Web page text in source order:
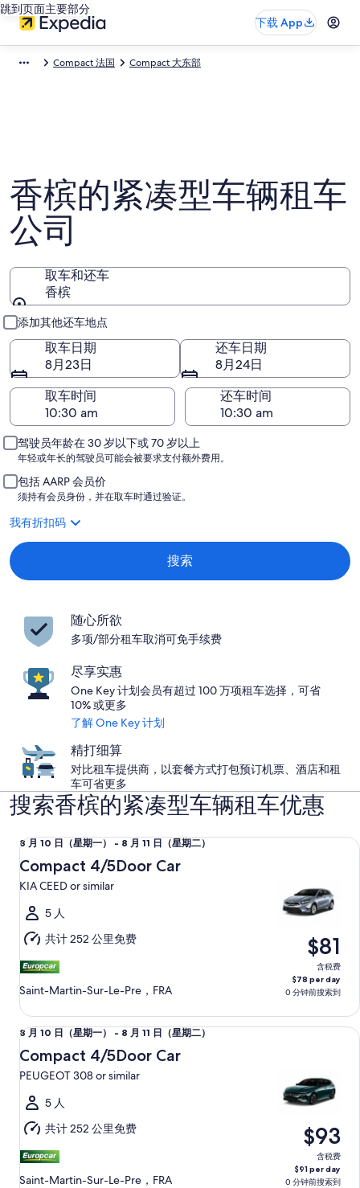
跳到页面主要部分
下载 App
Compact 法国 Compact 大东部
香槟的紧凑型车辆租车
公司
取车和还车
香槟
取车和还车
添加其他还车地点
取车日期
8月23日
还车日期
8月24日
取车时间
还车时间
驾驶员年龄在 30 岁以下或 70 岁以上
年轻或年长的驾驶员可能会被要求支付额外费用。
包括 AARP 会员价
须持有会员身份，并在取车时通过验证。
我有折扣码
搜索
随心所欲
多项/部分租车取消可免手续费
尽享实惠
One Key 计划会员有超过 100 万项租车选择，可省
10% 或更多
了解 One Key 计划
精打细算
对比租车提供商，以套餐方式打包预订机票、酒店和租
车可省更多
搜索香槟的紧凑型车辆租车优惠
8
月
10
（星
期
一）
至
8
11
日
（星
期
8 月 10 日（星期一） - 8 月 11 日（星期二）
Compact 4/5Door Car
KIA CEED or similar
5 人
共计 252 公里免费
Saint-Martin-Sur-Le-Pre，FRA
$81
含税费
$78 per day
0 分钟前搜索到
Compact 4/5Door Car KIA CEED or similar
8
月
10
（星
期
一）
至
8
8 月 10 日（星期一） - 8 月 11 日（星期二）
Compact 4/5Door Car
PEUGEOT 308 or similar
5 人
共计 252 公里免费
Saint-Martin-Sur-Le-Pre，FRA
$93
含税费
$91 per day
0 分钟前搜索到
Compact 4/5Door Car PEUGEOT 308 or similar